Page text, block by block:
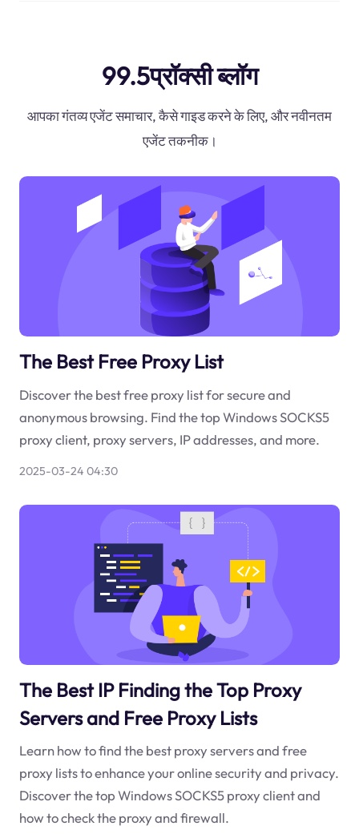
99.5प्रॉक्सी ब्लॉग
आपका गंतव्य एजेंट समाचार, कैसे गाइड करने के लिए, और नवीनतम
एजेंट तकनीक।
The Best Free Proxy List
Discover the best free proxy list for secure and
anonymous browsing. Find the top Windows SOCKS5
proxy client, proxy servers, IP addresses, and more.
2025-03-24 04:30
The Best IP Finding the Top Proxy
Servers and Free Proxy Lists
Learn how to find the best proxy servers and free
proxy lists to enhance your online security and privacy.
Discover the top Windows SOCKS5 proxy client and
how to check the proxy and firewall.